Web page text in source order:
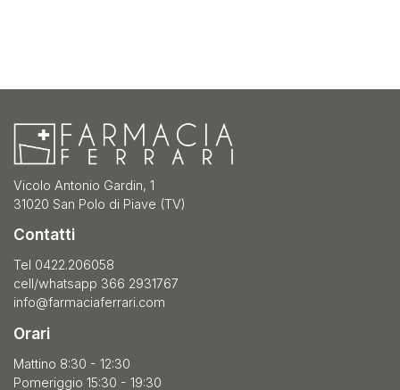
Vicolo Antonio Gardin, 1
31020 San Polo di Piave (TV)
Contatti
Tel 0422.206058
cell/whatsapp 366 2931767
info@farmaciaferrari.com
Orari
Mattino 8:30 - 12:30
Pomeriggio 15:30 - 19:30